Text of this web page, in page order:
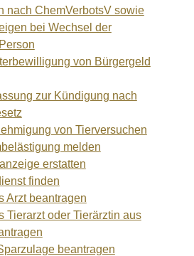
nach ChemVerbotsV sowie
bei Wechsel der
von Bürgergeld
zur Kündigung nach
von Tierversuchen
melden
erstatten
finden
Arzt beantragen
Tierarzt oder Tierärztin aus
beantragen